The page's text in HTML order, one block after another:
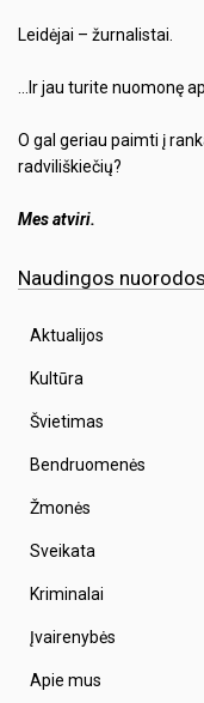
Leidėjai – žurnalistai.
…Ir jau turite nuomonę
O gal geriau paimti į
radviliškiečių?
Mes atviri.
Naudingos nuorodos
Aktualijos
Kultūra
Švietimas
Bendruomenės
Žmonės
Sveikata
Kriminalai
Įvairenybės
Apie mus